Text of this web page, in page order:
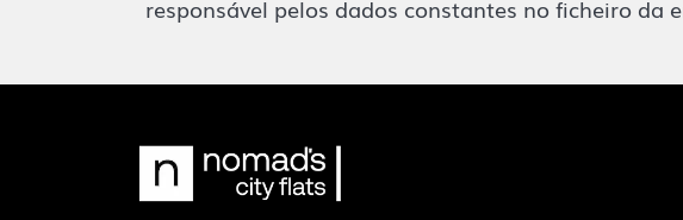
responsável pelos dados constantes no ficheiro da